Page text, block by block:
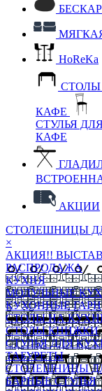
HoReKa
СТОЛЫ
КАФЕ
СТУЛЬЯ
КАФЕ
АКЦИИ
СТОЛЕШНИЦЫ
×
АКЦИЯ!!
РАСПРОДАЖА
КУХНЯ
МОДУЛЬНЫЕ
КУХОННЫЕ
СТОЛЫ НА
СТОЛЫ КНИЖКИ
СТУЛЬЯ ДЛЯ
ТАБУРЕТЫ
СТОЛЕШНИЦЫ
БАРНЫЕ СТУЛЬЯ